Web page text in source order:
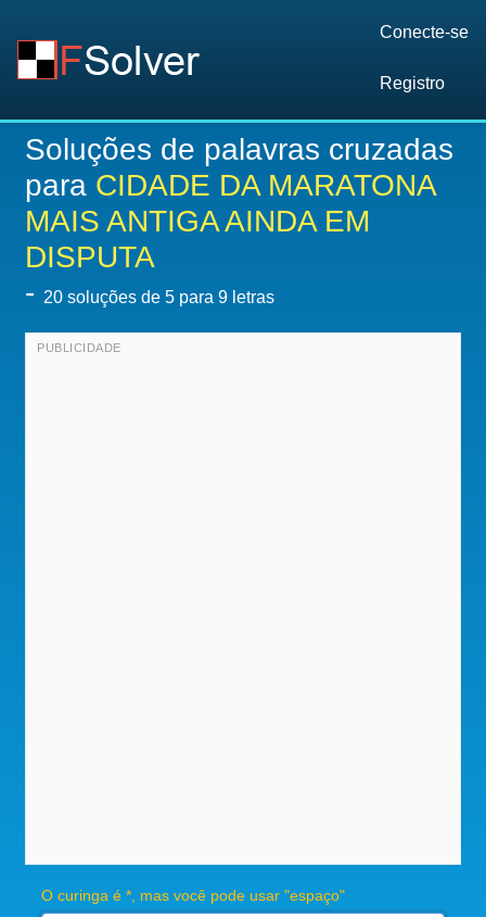
Conecte-se
Registro
Soluções de palavras cruzadas
para CIDADE DA MARATONA
MAIS ANTIGA AINDA EM
DISPUTA
- 20 soluções de 5 para 9 letras
O curinga é *, mas você pode usar "espaço"